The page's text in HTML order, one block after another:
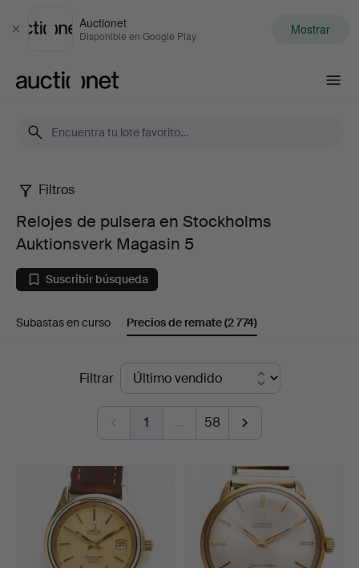
Cerrar
Auctionet
Disponible en Google Play Mostrar
Relojes
de
pulsera
en
Auktionsverk
Magasin
Filtros
Relojes de pulsera en Stockholms
Auktionsverk Magasin 5
Suscribir búsqueda
Subastas en curso Precios de remate(2 774)
Filtrar
1 … 58